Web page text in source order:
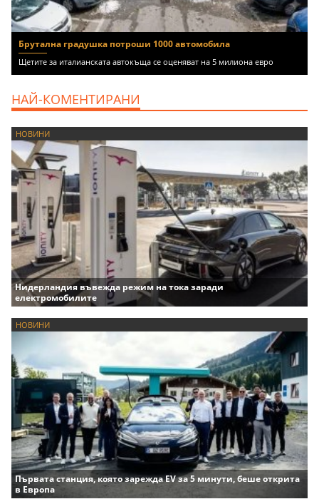
Брутална градушка потроши 1000 автомобила
Щетите за италианската автокъща се оценяват на 5 милиона евро
НАЙ-КОМЕНТИРАНИ
НОВИНИ
Нидерландия въвежда режим на тока заради
електромобилите
НОВИНИ
Първата станция, която зарежда EV за 5 минути, беше открита
в Европа